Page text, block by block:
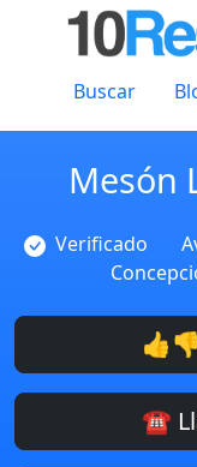
Buscar
Mesón
Verificado
☎️